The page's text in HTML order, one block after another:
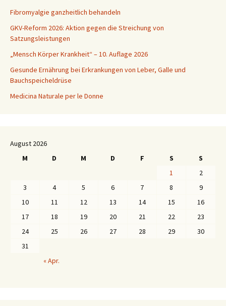
Fibromyalgie ganzheitlich behandeln
GKV-Reform 2026: Aktion gegen die Streichung von
Satzungsleistungen
„Mensch Körper Krankheit“ – 10. Auflage 2026
Gesunde Ernährung bei Erkrankungen von Leber, Galle und
Bauchspeicheldrüse
Medicina Naturale per le Donne
August 2026
M
D M D F S
S
1
2
3
4 5 6 7 8
9
10
11 12 13 14 15
16
17
18 19 20 21 22
23
24
25 26 27 28 29
30
31
« Apr.